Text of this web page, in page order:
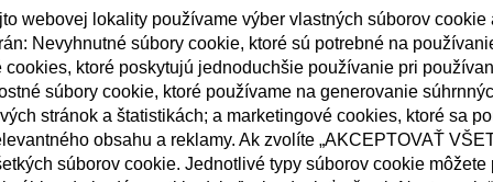
pripomíname, že
vstupy pre obyvateľov
Lovestream…
webovej lokality používame výber vlastných súborov cookie
Nevyhnutné súbory cookie, ktoré sú potrebné na
cookies, ktoré poskytujú jednoduchšie používanie pri
súbory cookie, ktoré používame na generovanie
stránok a štatistikách; a marketingové cookies, ktoré sa
obsahu a reklamy. Ak zvolíte „AKCEPTOVAŤ
súborov cookie. Jednotlivé typy súborov cookie môžete